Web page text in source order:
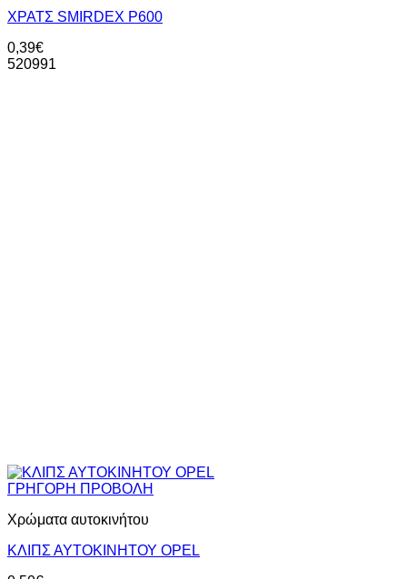
XΡΑΤΣ SMIRDEX P600
0,39€
520991
ΓΡΗΓΟΡΗ ΠΡΟΒΟΛΗ
Χρώματα αυτοκινήτου
ΚΛΙΠΣ ΑΥΤΟΚΙΝΗΤΟΥ OPEL